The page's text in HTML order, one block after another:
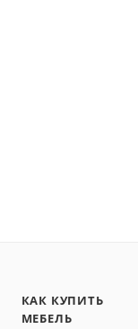
КАК КУПИТЬ
МЕБЕЛЬ